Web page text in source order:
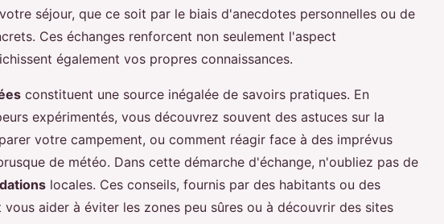
séjour, que ce soit par le biais d'anecdotes personnelles ou de
Ces échanges renforcent non seulement l'aspect
également vos propres connaissances.
constituent une source inégalée de savoirs pratiques. En
expérimentés, vous découvrez souvent des astuces sur la
votre campement, ou comment réagir face à des imprévus
de météo. Dans cette démarche d'échange, n'oubliez pas de
locales. Ces conseils, fournis par des habitants ou des
vous aider à éviter les zones peu sûres ou à découvrir des sites